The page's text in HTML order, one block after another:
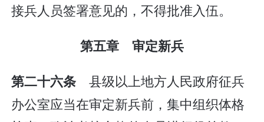
接兵人员签署意见的，不得批准入伍。
第五章 审定新兵
第二十六条 县级以上地方人民政府征兵
办公室应当在审定新兵前，集中组织体格